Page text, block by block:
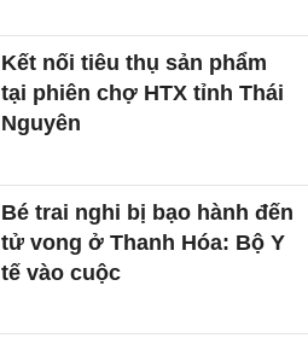
Kết nối tiêu thụ sản phẩm
tại phiên chợ HTX tỉnh Thái
Nguyên
Bé trai nghi bị bạo hành đến
tử vong ở Thanh Hóa: Bộ Y
tế vào cuộc